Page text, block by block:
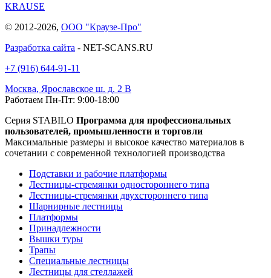
KRAUSE
© 2012-2026, ООО "Краузе-Про"
Разработка сайта - NET-SCANS.RU
+7 (916) 644-91-11
Москва, Ярославское ш. д. 2 В
Работаем Пн-Пт: 9:00-18:00
Серия STABILO Программа для профессиональных
пользователей, промышленности и торговли
Максимальные размеры и высокое качество материалов в
сочетании с современной технологией производства
Подставки и рабочие платформы
Лестницы-стремянки одностороннего типа
Лестницы-стремянки двухстороннего типа
Шарнирные лестницы
Платформы
Принадлежности
Вышки туры
Трапы
Специальные лестницы
Лестницы для стеллажей